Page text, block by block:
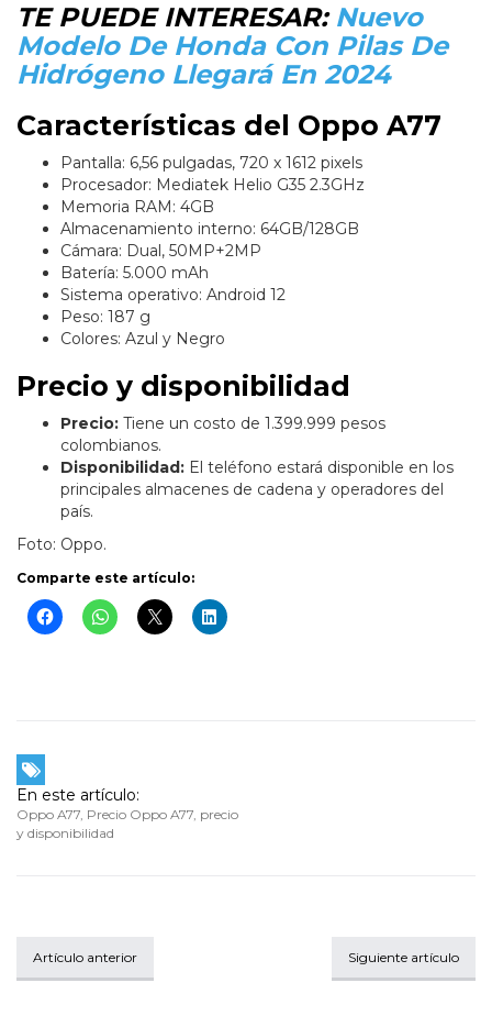
TE PUEDE INTERESAR: Nuevo
Modelo De Honda Con Pilas De
Hidrógeno Llegará En 2024
Características del Oppo A77
Pantalla: 6,56 pulgadas, 720 x 1612 pixels
Procesador: Mediatek Helio G35 2.3GHz
Memoria RAM: 4GB
Almacenamiento interno: 64GB/128GB
Cámara: Dual, 50MP+2MP
Batería: 5.000 mAh
Sistema operativo: Android 12
Peso: 187 g
Colores: Azul y Negro
Precio y disponibilidad
Precio: Tiene un costo de 1.399.999 pesos
colombianos.
Disponibilidad: El teléfono estará disponible en los
principales almacenes de cadena y operadores del
país.
Foto: Oppo.
Comparte este artículo:
En este artículo:
Oppo A77, Precio Oppo A77, precio
y disponibilidad
Artículo anterior Siguiente artículo